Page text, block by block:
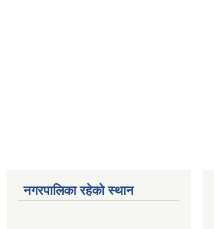
नगरपालिका रहेको स्थान